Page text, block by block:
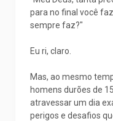
para no final você
sempre faz?"
Eu ri, claro.
Mas, ao mesmo
homens durões de
atravessar um dia
perigos e desafios